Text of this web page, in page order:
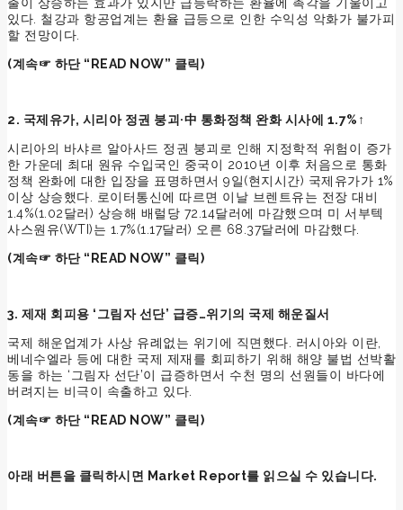
있다. 철강과 항공업계는 환율 급등으로 인한 수익성 악화가 불가피
할 전망이다.
(계속☞ 하단 “READ NOW” 클릭)
2. 국제유가, 시리아 정권 붕괴·中 통화정책 완화 시사에 1.7%↑
시리아의 바샤르 알아사드 정권 붕괴로 인해 지정학적 위험이 증가
한 가운데 최대 원유 수입국인 중국이 2010년 이후 처음으로 통화
정책 완화에 대한 입장을 표명하면서 9일(현지시간) 국제유가가 1%
이상 상승했다. 로이터통신에 따르면 이날 브렌트유는 전장 대비
1.4%(1.02달러) 상승해 배럴당 72.14달러에 마감했으며 미 서부텍
사스원유(WTI)는 1.7%(1.17달러) 오른 68.37달러에 마감했다.
(계속☞ 하단 “READ NOW” 클릭)
3. 제재 회피용 ‘그림자 선단’ 급증…위기의 국제 해운질서
국제 해운업계가 사상 유례없는 위기에 직면했다. 러시아와 이란,
베네수엘라 등에 대한 국제 제재를 회피하기 위해 해양 불법 선박활
동을 하는 ‘그림자 선단’이 급증하면서 수천 명의 선원들이 바다에
버려지는 비극이 속출하고 있다.
(계속☞ 하단 “READ NOW” 클릭)
아래 버튼을 클릭하시면 Market Report를 읽으실 수 있습니다.